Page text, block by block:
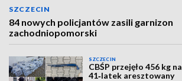
SZCZECIN
84 nowych policjantów zasili garnizon
zachodniopomorski
SZCZECIN
CBŚP przejęło 456 kg
41‑latek aresztowany